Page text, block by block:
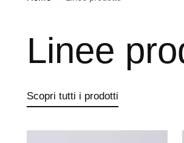
Linee
Scopri tutti i prodotti